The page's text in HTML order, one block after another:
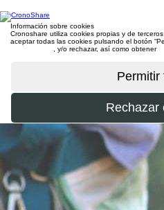
Información sobre cookies
Cronoshare utiliza cookies propias y de
aceptar todas las cookies pulsando el botón
, y/o rechazar, así como obtener